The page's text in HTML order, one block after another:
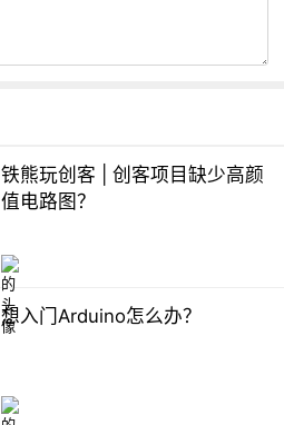
铁熊玩创客 | 创客项目缺少高颜
值电路图？
想入门Arduino怎么办？